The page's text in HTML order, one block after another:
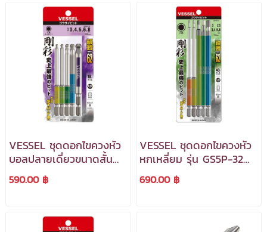
VESSEL ชุดดอกไขควงหัว
บอลปลายเดี่ยวขนาดสั้น
รุ่น GS5P-35 แบบ 5 ชิ้น
(ชุด 5 ดอก
กำกับภาษีได้***
590.00 ฿
VESSEL ชุดดอกไขควงหัว
หกเหลี่ยม รุ่น GS5P-32
แบบปลายเดี่ยว 5 ชิ้น (ชุด
5 ดอกผสม) ***สามารถ
690.00 ฿